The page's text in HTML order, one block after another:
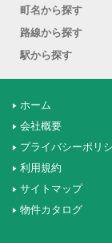
町名から探す
路線から探す
駅から探す
ホーム
会社概要
プライバシーポリ
利用規約
サイトマップ
物件カタログ